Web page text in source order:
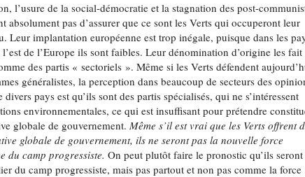
l’usure de la social-démocratie et la stagnation des post-
absolument pas d’assurer que ce sont les Verts qui occuperont leur
Leur implantation européenne est trop inégale, puisque dans les
de l’Europe ils sont faibles. Leur dénomination d’origine les fait
des partis « sectoriels ». Même si les Verts défendent
généralistes, la perception dans beaucoup de secteurs des
divers pays est qu’ils sont des partis spécialisés, qui ne s’intéressent
environnementales, ce qui est insuffisant pour prétendre
globale de gouvernement.Même s’il est vrai que les Verts offrent
globale de gouvernement, ils ne seront pas la nouvelle force
du camp progressiste.On peut plutôt faire le pronostic qu’ils
du camp progressiste, mais pas partout et non pas comme la force